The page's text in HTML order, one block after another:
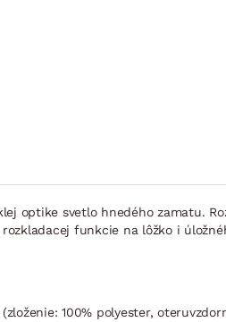
optike svetlo hnedého zamatu.
funkcie na lôžko i
100% polyester,